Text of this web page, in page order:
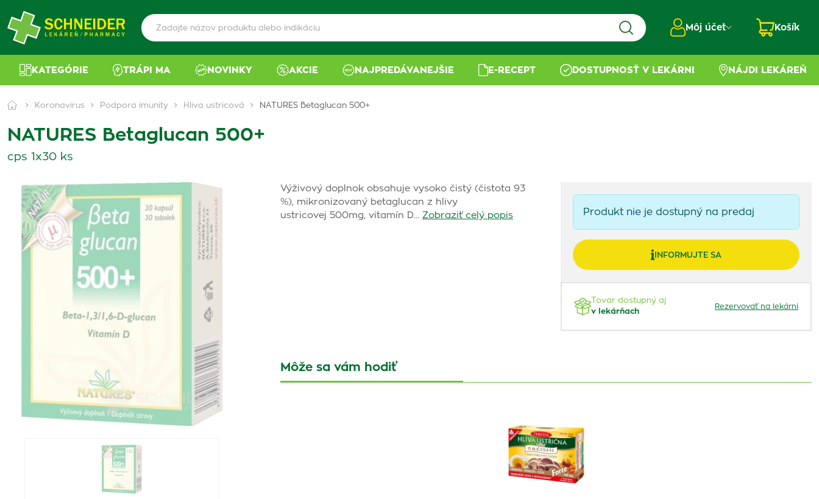
Môj účet Košík
KATEGÓRIE TRÁPI MA NOVINKY AKCIE NAJPREDÁVANEJŠIE E-RECEPT DOSTUPNOSŤ V LEKÁRNI NÁJDI LEKÁREŇ
Koronavírus Podpora imunity Hliva ustricová NATURES Betaglucan 500+
NATURES Betaglucan 500+
cps 1x30 ks
Výživový doplnok obsahuje vysoko čistý (čistota 93
%), mikronizovaný betaglucan z hlivy
ustricovej 500mg, vitamín D… Zobraziť celý popis Produkt nie je dostupný na predaj
INFORMUJTE SA
Tovar dostupný aj
v lekárňach
Rezervovať na lekárni
Môže sa vám hodiť